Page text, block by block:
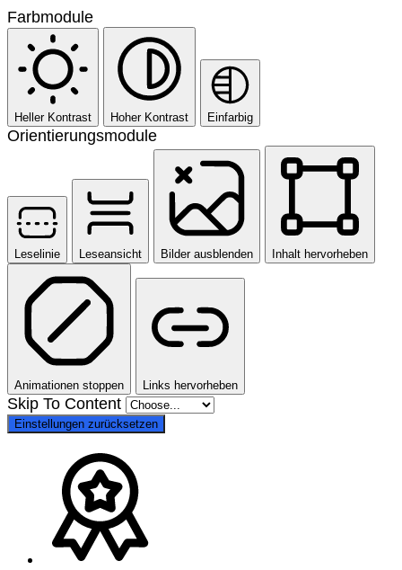
Farbmodule
Heller Kontrast Hoher Kontrast Einfarbig
Orientierungsmodule
Leselinie Leseansicht Bilder ausblenden Inhalt hervorheben
Animationen stoppen Links hervorheben
Skip To Content
Einstellungen zurücksetzen